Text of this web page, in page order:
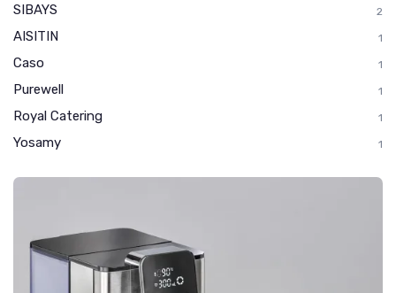
SIBAYS 2
AISITIN 1
Caso 1
Purewell 1
Royal Catering 1
Yosamy 1